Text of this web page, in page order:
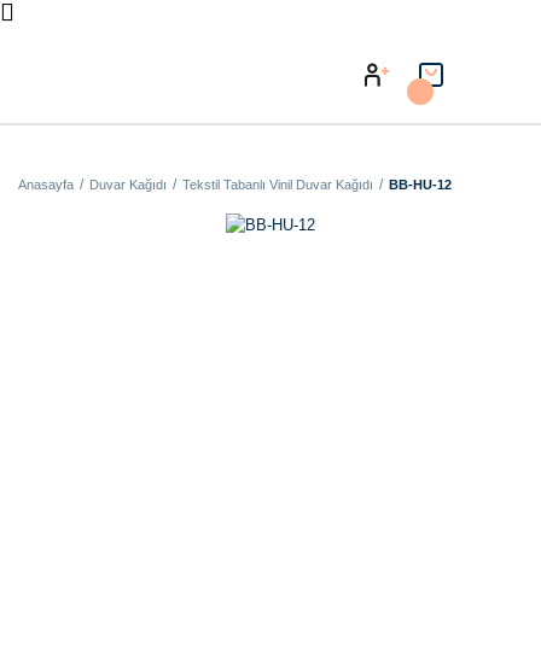
Anasayfa Duvar Kağıdı Tekstil Tabanlı Vinil Duvar Kağıdı BB-HU-12